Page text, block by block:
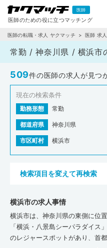
医師の転職・求人 ヤクマッチ 医師 求
常勤 / 神奈川県 / 横浜市
509件の医師の求人が見つ
現在の検索条件
勤務形態 常勤
都道府県 神奈川県
市区町村 横浜市
検索項目を変えて再検索
横浜市の求人事情
横浜市は、神奈川県の東側に位
「横浜・八景島シーパラダイス
のレジャースポットがあり、首